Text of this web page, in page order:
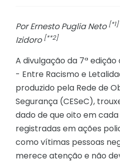
Por Ernesto Puglia Neto [*1]
Izidoro [**2]
A divulgação da 7ª
- Entre Racismo e
produzido pela Rede de
Segurança (CESeC),
dado de que oito em
registradas em ações
como vítimas pessoas
merece atenção e não